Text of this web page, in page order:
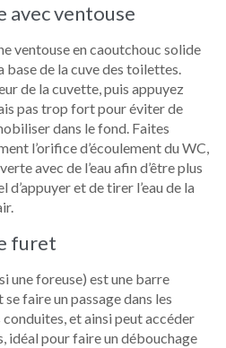
ventouse
ventouse en caoutchouc solide
base de la cuve des toilettes.
de la cuvette, puis appuyez
pas trop fort pour éviter de
dans le fond. Faites
l’orifice d’écoulement du WC,
avec de l’eau afin d’être plus
et de tirer l’eau de la
furet
une foreuse) est une barre
faire un passage dans les
et ainsi peut accéder
idéal pour faire un débouchage